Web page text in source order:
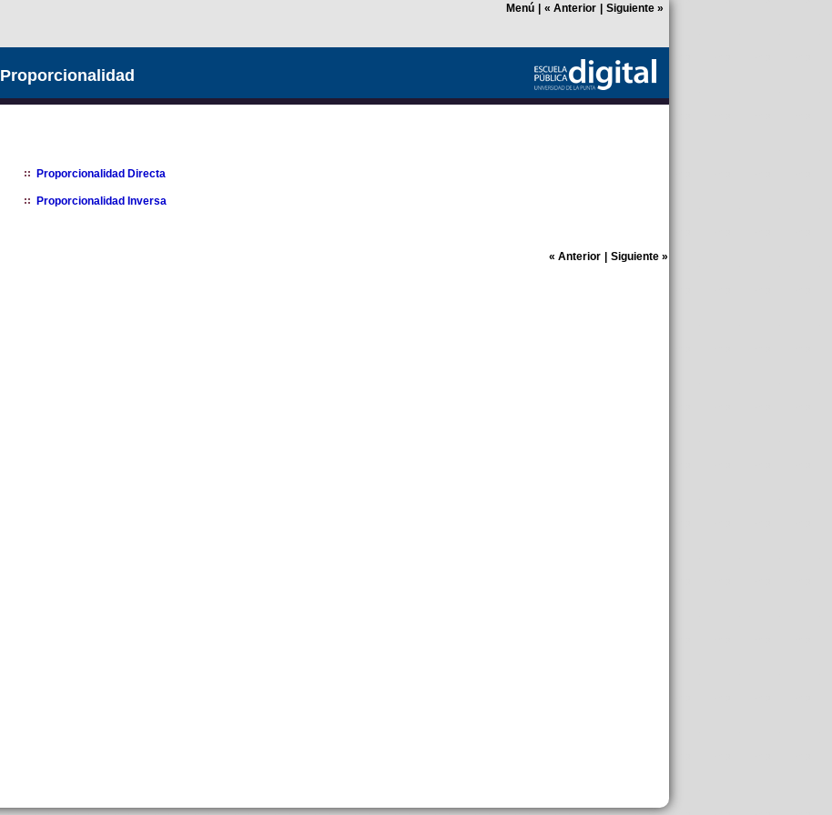
Menú « Anterior Siguiente»
Proporcionalidad
Proporcionalidad Directa
Proporcionalidad Inversa
« Anterior Siguiente»